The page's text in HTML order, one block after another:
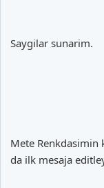
Saygilar sunarim.
Mete Renkdasimin
da ilk mesaja